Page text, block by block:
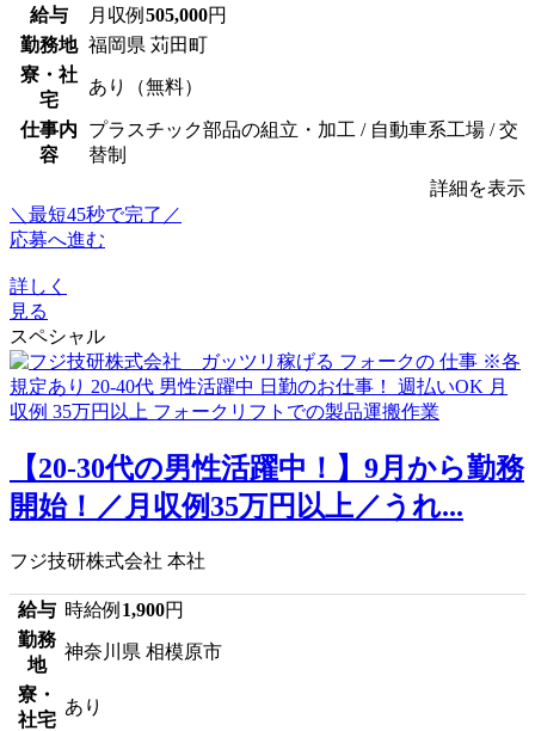
給与 月収例 505,000円
勤務地 福岡県 苅田町
寮・社
宅
あり（無料）
仕事内
容
プラスチック部品の組立・加工 / 自動車系工場 / 交
替制
詳細を表示
＼最短45秒で完了／
応募へ進む
詳しく
見る
スペシャル
【20-30代の男性活躍中！】9月から勤務
開始！／月収例35万円以上／うれ...
フジ技研株式会社 本社
給与 時給例 1,900円
勤務
地
神奈川県 相模原市
寮・
社宅
あり